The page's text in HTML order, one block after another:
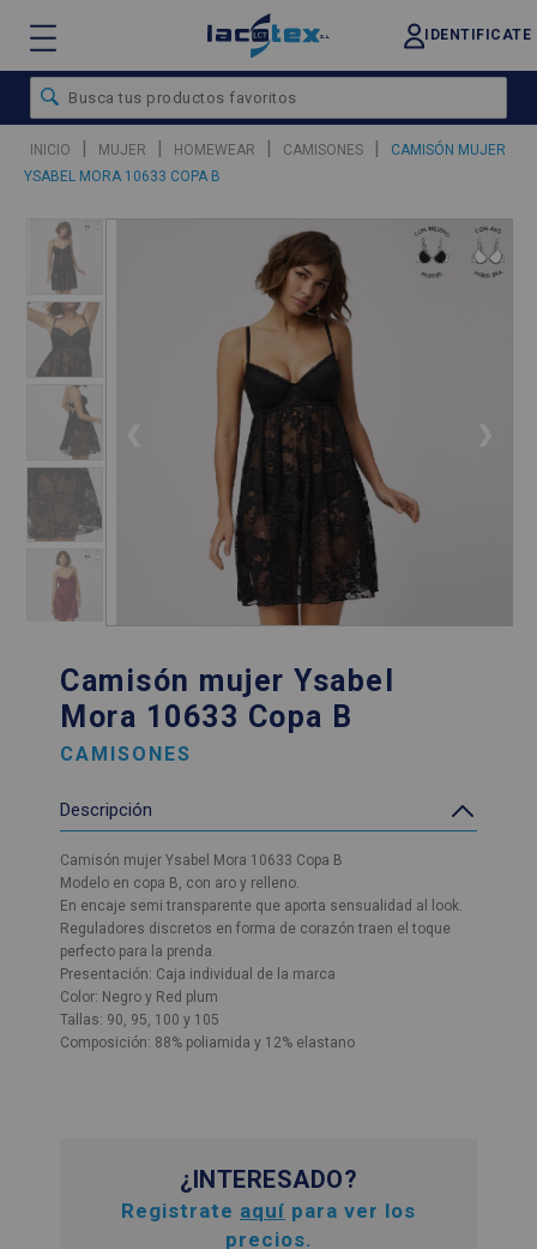
IDENTIFICATE
INICIO | MUJER | HOMEWEAR | CAMISONES |
CAMISÓN MUJER
YSABEL MORA 10633 COPA B
Camisón mujer Ysabel
Mora 10633 Copa B
CAMISONES
Descripción
Camisón mujer Ysabel Mora 10633 Copa B
Modelo en copa B, con aro y relleno.
En encaje semi transparente que aporta sensualidad al look.
Reguladores discretos en forma de corazón traen el toque
perfecto para la prenda.
Presentación: Caja individual de la marca
Color: Negro y Red plum
Tallas: 90, 95, 100 y 105
Composición: 88% poliamida y 12% elastano
¿INTERESADO?
Registrate aquí para ver los
precios.